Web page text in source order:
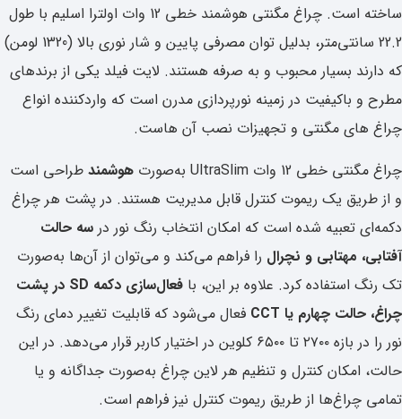
ساخته است. چراغ مگنتی هوشمند خطی 12 وات اولترا اسلیم با طول
22.2 سانتی‌متر، بدلیل توان مصرفی پایین و شار نوری بالا (1320 لومن)
که دارند بسیار محبوب و به صرفه هستند. لایت فیلد یکی از برندهای
مطرح و باکیفیت در زمینه نورپردازی مدرن است که واردکننده انواع
چراغ های مگنتی و تجهیزات نصب آن هاست.
چراغ مگنتی خطی 12 وات UltraSlim به‌صورت
هوشمند طراحی است
و از طریق یک ریموت کنترل قابل مدیریت هستند. در پشت هر چراغ
دکمه‌ای تعبیه شده است که امکان انتخاب رنگ نور در سه حالت
آفتابی، مهتابی و نچرال را فراهم می‌کند و می‌توان از آن‌ها به‌صورت
تک رنگ استفاده کرد. علاوه بر این، با
فعال‌سازی دکمه SD در پشت
چراغ، حالت چهارم یا CCT
فعال می‌شود که قابلیت تغییر دمای رنگ
نور را در بازه ۲۷۰۰ تا ۶۵۰۰ کلوین در اختیار کاربر قرار می‌دهد. در این
حالت، امکان کنترل و تنظیم هر لاین چراغ به‌صورت جداگانه و یا
تمامی چراغ‌ها از طریق ریموت کنترل نیز فراهم است.